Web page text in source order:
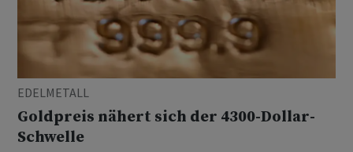
EDELMETALL
Goldpreis nähert sich der 4300-Dollar-
Schwelle